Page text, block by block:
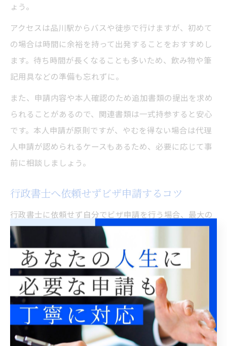
ょう。
アクセスは品川駅からバスや徒歩で行けますが、初めて
の場合は時間に余裕を持って出発することをおすすめし
ます。待ち時間が長くなることも多いため、飲み物や筆
記用具などの準備も忘れずに。
また、申請内容や本人確認のため追加書類の提出を求め
られることがあるので、関連書類は一式持参すると安心
です。本人申請が原則ですが、やむを得ない場合は代理
人申請が認められるケースもあるため、必要に応じて事
前に相談しましょう。
行政書士へ依頼せずビザ申請するコツ
行政書士に依頼せず自分でビザ申請を行う場合、最大の
ポイントは情報収集と書類準備です。公式サイトの最新
情報を必ず確認し、申請書の記載例や必要書類リストを
活用しましょう。特に東京都の場合、書類の不備や予約
ミスによる再訪リスクが高いため、入念な事前準備が重
要です。
自力申請を成功させるための具体的なコツ
東京入国管理局の予約は早めに取得